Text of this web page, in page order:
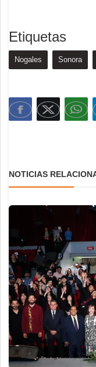
Etiquetas
Nogales Sonora
NOTICIAS